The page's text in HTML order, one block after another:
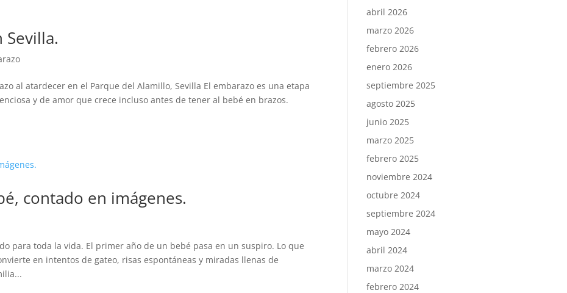
Sevilla.
al atardecer en el Parque del Alamillo, Sevilla El embarazo es una etapa
y de amor que crece incluso antes de tener al bebé en brazos.
contado en imágenes.
para toda la vida. El primer año de un bebé pasa en un suspiro. Lo que
en intentos de gateo, risas espontáneas y miradas llenas de
abril 2026
marzo 2026
febrero 2026
enero 2026
septiembre 2025
agosto 2025
junio 2025
marzo 2025
febrero 2025
noviembre 2024
octubre 2024
septiembre 2024
mayo 2024
abril 2024
marzo 2024
febrero 2024